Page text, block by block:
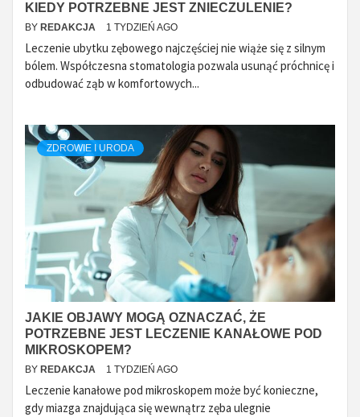
KIEDY POTRZEBNE JEST ZNIECZULENIE?
BY REDAKCJA 1 TYDZIEŃ AGO
Leczenie ubytku zębowego najczęściej nie wiąże się z silnym
bólem. Współczesna stomatologia pozwala usunąć próchnicę i
odbudować ząb w komfortowych...
ZDROWIE I URODA
JAKIE OBJAWY MOGĄ OZNACZAĆ, ŻE
POTRZEBNE JEST LECZENIE KANAŁOWE POD
MIKROSKOPEM?
BY REDAKCJA 1 TYDZIEŃ AGO
Leczenie kanałowe pod mikroskopem może być konieczne,
gdy miazga znajdująca się wewnątrz zęba ulegnie